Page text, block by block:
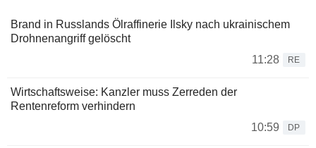
Brand in Russlands Ölraffinerie Ilsky nach ukrainischem
Drohnenangriff gelöscht
11:28
RE
Wirtschaftsweise: Kanzler muss Zerreden der
Rentenreform verhindern
10:59
DP